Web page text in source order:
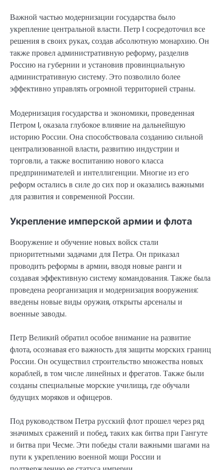
Важной частью модернизации государства было
укрепление центральной власти. Петр I сосредоточил все
решения в своих руках, создав абсолютную монархию. Он
также провел административную реформу, разделив
Россию на губернии и установив провинциальную
административную систему. Это позволило более
эффективно управлять огромной территорией страны.
Модернизация государства и экономики, проведенная
Петром I, оказала глубокое влияние на дальнейшую
историю России. Она способствовала созданию сильной
централизованной власти, развитию индустрии и
торговли, а также воспитанию нового класса
предпринимателей и интеллигенции. Многие из его
реформ остались в силе до сих пор и оказались важными
для развития и современной России.
Укрепление имперской армии и флота
Вооружение и обучение новых войск стали
приоритетными задачами для Петра. Он приказал
проводить реформы в армии, вводя новые ранги и
создавая эффективную систему командования. Также была
проведена реорганизация и модернизация вооружения:
введены новые виды оружия, открыты арсеналы и
военные заводы.
Петр Великий обратил особое внимание на развитие
флота, осознавая его важность для защиты морских границ
России. Он осуществил строительство множества новых
кораблей, в том числе линейных и фрегатов. Также были
созданы специальные морские училища, где обучали
будущих моряков и офицеров.
Под руководством Петра русский флот прошел через ряд
значимых сражений и побед, таких как битва при Гангуте
и битва при Чесме. Эти победы стали важными шагами на
пути к укреплению военной мощи России и